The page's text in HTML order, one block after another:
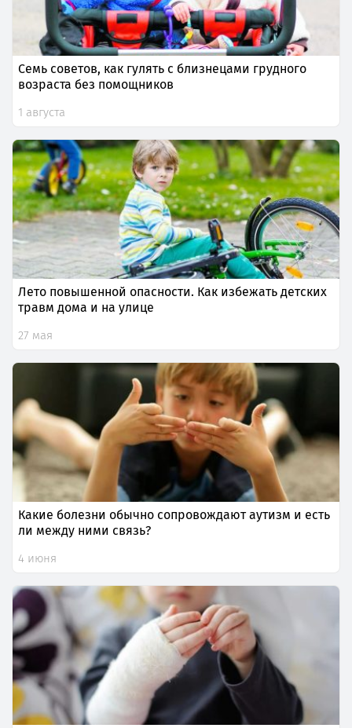
Семь советов, как гулять с близнецами грудного
возраста без помощников
1 августа
Лето повышенной опасности. Как избежать детских
травм дома и на улице
27 мая
Какие болезни обычно сопровождают аутизм и есть
ли между ними связь?
4 июня